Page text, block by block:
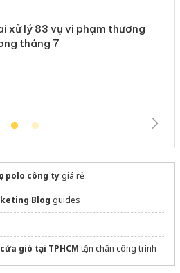
xử lý 83 vụ vi phạm thương
tháng 7
polo công tygiá rẻ
Blog guides
gió tại TPHCM tận chân công trình